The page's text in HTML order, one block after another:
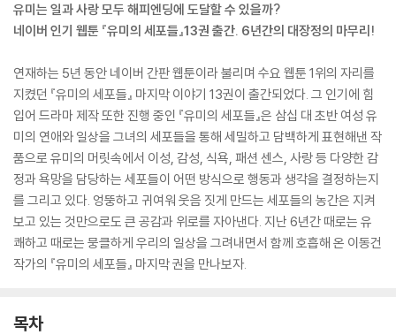
유미는 일과 사랑 모두 해피엔딩에 도달할 수 있을까?
네이버 인기 웹툰 『유미의 세포들』13권 출간. 6년간의 대장정의 마무리!
연재하는 5년 동안 네이버 간판 웹툰이라 불리며 수요 웹툰 1위의 자리를
지켰던 『유미의 세포들』 마지막 이야기 13권이 출간되었다. 그 인기에 힘
입어 드라마 제작 또한 진행 중인 『유미의 세포들』은 삼십 대 초반 여성 유
미의 연애와 일상을 그녀의 세포들을 통해 세밀하고 담백하게 표현해낸 작
품으로 유미의 머릿속에서 이성, 감성, 식욕, 패션 센스, 사랑 등 다양한 감
정과 욕망을 담당하는 세포들이 어떤 방식으로 행동과 생각을 결정하는지
를 그리고 있다. 엉뚱하고 귀여워 웃음 짓게 만드는 세포들의 농간은 지켜
보고 있는 것만으로도 큰 공감과 위로를 자아낸다. 지난 6년간 때로는 유
쾌하고 때로는 뭉클하게 우리의 일상을 그려내면서 함께 호흡해 온 이동건
작가의 『유미의 세포들』 마지막 권을 만나보자.
목차